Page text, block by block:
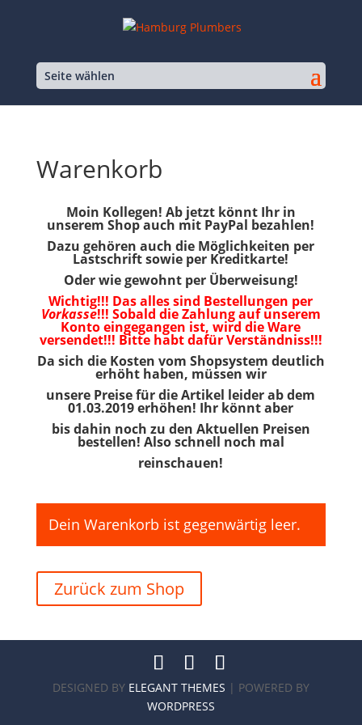
Seite wählen
Warenkorb
Moin Kollegen! Ab jetzt könnt Ihr in
unserem Shop auch mit PayPal bezahlen!
Dazu gehören auch die Möglichkeiten per
Lastschrift sowie per Kreditkarte!
Oder wie gewohnt per Überweisung!
Wichtig!!! Das alles sind Bestellungen per
Vorkasse!!! Sobald die Zahlung auf unserem
Konto eingegangen ist, wird die Ware
versendet!!! Bitte habt dafür Verständniss!!!
Da sich die Kosten vom Shopsystem deutlich
erhöht haben, müssen wir
unsere Preise für die Artikel leider ab dem
01.03.2019 erhöhen! Ihr könnt aber
bis dahin noch zu den Aktuellen Preisen
bestellen! Also schnell noch mal
reinschauen!
Dein Warenkorb ist gegenwärtig leer.
Zurück zum Shop
DESIGNED BY ELEGANT THEMES | POWERED BY
WORDPRESS